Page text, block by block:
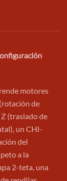
motores
de
(traslado de
un CHI-
del
a la
2-teta, una